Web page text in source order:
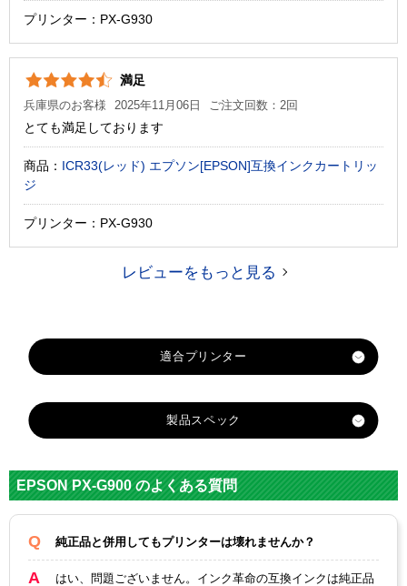
プリンター：PX-G930
満足
兵庫県のお客様 2025年11月06日 ご注文回数：2回
とても満足しております
商品： ICR33(レッド) エプソン[EPSON]互換インクカートリッ
ジ
プリンター：PX-G930
レビューをもっと見る
製品スペック
応
メ
ー
ー
EPSON PX-G900 のよくある質問
純正品と併用してもプリンターは壊れませんか？
はい、問題ございません。インク革命の互換インクは純正品